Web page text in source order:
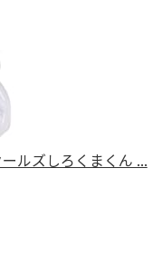
ルズしろくまくん ...